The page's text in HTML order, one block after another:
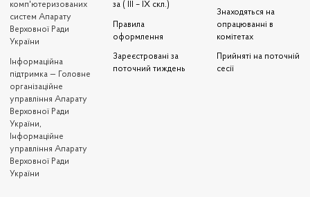
комп'ютеризованих
систем Апарату
Верховної Ради
України
Iнформаційна
підтримка — Головне
організаційне
управління Апарату
Верховної Ради
України,
Інформаційне
управління Апарату
Верховної Ради
України
за ( III – IX скл.)
Правила
оформлення
Зареєстровані за
поточний тиждень
Знаходяться на
опрацюванні в
комітетах
Прийняті на поточній
сесії